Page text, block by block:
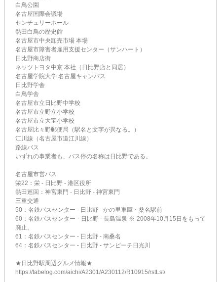
白鳥公園
名古屋国際会議場
センチュリーホール
熱田白鳥の歴史館
名古屋市中央卸売市場 本場
名古屋市障害者雇用支援センター（サンハート）
日比野商店街
ネッツトヨタ中京 本社（日比野店と同居）
名古屋学院大学 名古屋キャンパス
日比野学舎
白鳥学舎
名古屋市立日比野中学校
名古屋市立野立小学校
名古屋市立大宝小学校
名古屋比々野郵便局（駅名と文字が異なる。）
江川線（名古屋市道江川線）
路線バス
いずれの事業者も、バス停の名称は日比野である。
名古屋市営バス
栄22：栄 - 日比野 - 港区役所
熱田巡回：神宮東門 - 日比野 - 神宮東門
三重交通
50：名鉄バスセンター - 日比野 - かの里車庫・桑名駅前
60：名鉄バスセンター - 日比野 - 長島温泉 ※ 2008年10月15日をもって
廃止。
61：名鉄バスセンター - 日比野 - 南桑名
64：名鉄バスセンター - 日比野 - サンビーチ日光川
★日比野駅周辺グルメ情報★
https://tabelog.com/aichi/A2301/A230112/R10915/rstLst/